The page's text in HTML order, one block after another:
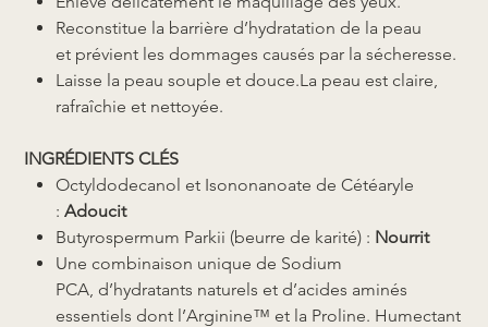
Reconstitue la barrière d’hydratation de la peau
et prévient les dommages causés par la sécheresse.
Laisse la peau souple et douce.La peau est claire,
rafraîchie et nettoyée.
INGRÉDIENTS CLÉS
Octyldodecanol et Isononanoate de Cétéaryle
:Adoucit
Butyrospermum Parkii (beurre de karité) : Nourrit
Une combinaison unique de Sodium
PCA, d’hydratants naturels et d’acides aminés
essentiels dont l’Arginine™ et la Proline. Humectant